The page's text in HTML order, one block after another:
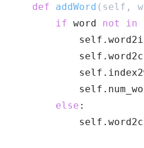
def addWord (self,
if word not in
else :